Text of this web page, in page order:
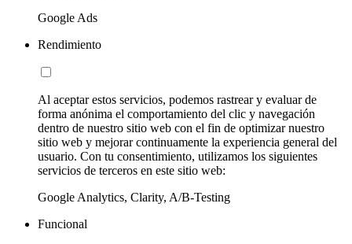
Google Ads
Rendimiento
Al aceptar estos servicios, podemos rastrear y evaluar de
forma anónima el comportamiento del clic y navegación
dentro de nuestro sitio web con el fin de optimizar nuestro
sitio web y mejorar continuamente la experiencia general del
usuario. Con tu consentimiento, utilizamos los siguientes
servicios de terceros en este sitio web:
Google Analytics, Clarity, A/B-Testing
Funcional